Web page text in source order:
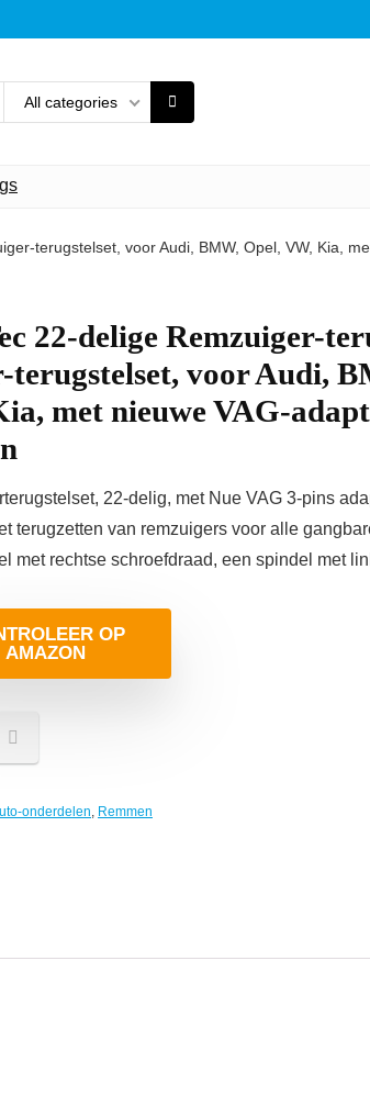
All categories
terugstelset, voor Audi, BMW, Opel, VW, Kia,
22-delige Remzuiger-
terugstelset, voor Audi,
met nieuwe VAG-
22-delig, met Nue VAG 3-pins
terugzetten van remzuigers voor alle
met rechtse schroefdraad, een spindel met
OP
AMAZON
onderdelen, Remmen